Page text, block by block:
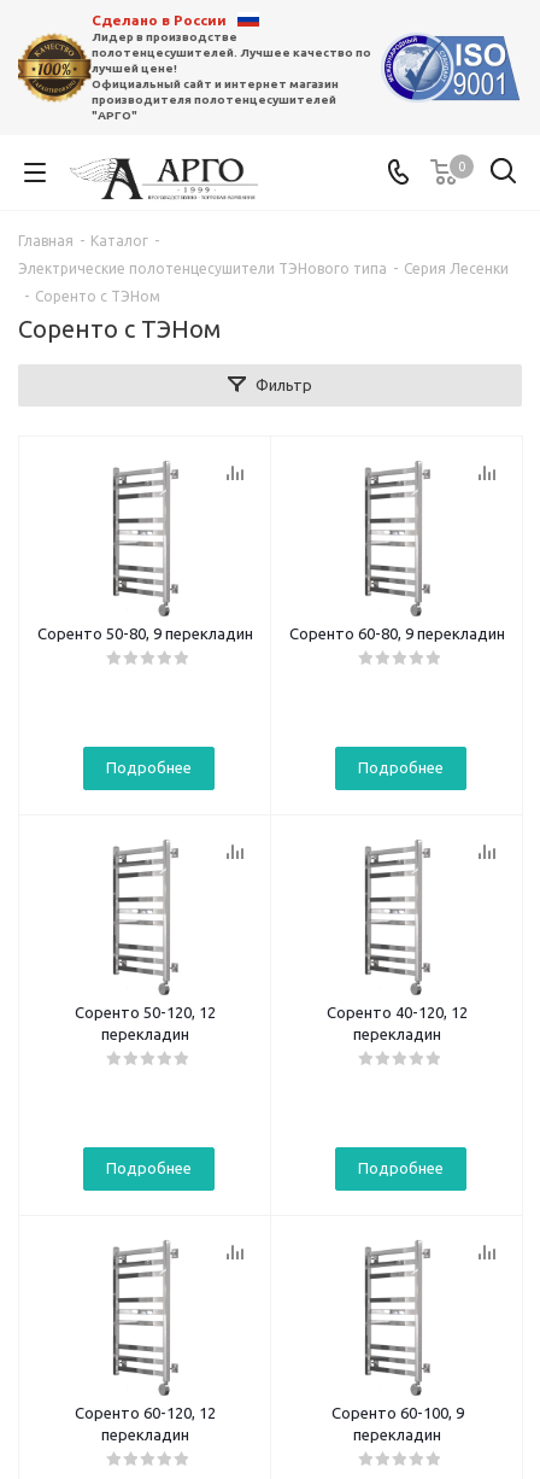
Сделано в России
Лидер в производстве
полотенцесушителей. Лучшее качество по
лучшей цене!
Официальный сайт и интернет магазин
производителя полотенцесушителей
"АРГО"
0
Главная - Каталог -
Электрические полотенцесушители ТЭНового типа - Серия Лесенки
- Соренто с ТЭНом
Соренто с ТЭНом
Фильтр
Соренто 50-80, 9 перекладин
Подробнее
Соренто 60-80, 9 перекладин
Подробнее
Соренто 50-120, 12
перекладин
Подробнее
Соренто 40-120, 12
перекладин
Подробнее
Соренто 60-120, 12
перекладин
Соренто 60-100, 9
перекладин